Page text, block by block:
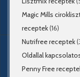
Magic Mills
receptek(16)
Nutrifree receptek
Oldallal
Penny Free